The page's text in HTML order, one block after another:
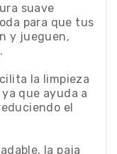
suave
para que tus
y jueguen,
la limpieza
que ayuda a
el
la paja